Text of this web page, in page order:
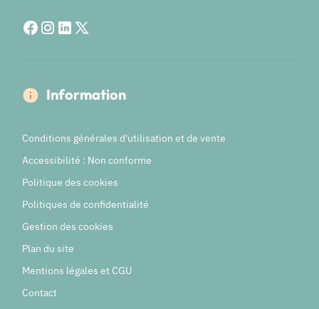
Information
Conditions générales d'utilisation et de vente
Accessibilité : Non conforme
Politique des cookies
Politiques de confidentialité
Gestion des cookies
Plan du site
Mentions légales et CGU
Contact